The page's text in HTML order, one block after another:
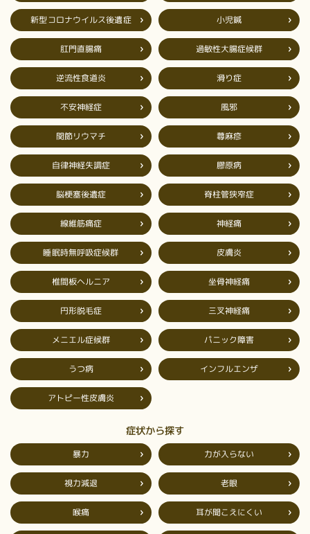
新型コロナウイルス後遺症 小児鍼
肛門直腸痛 過敏性大腸症候群
逆流性食道炎 滑り症
不安神経症 風邪
関節リウマチ 蕁麻疹
自律神経失調症 膠原病
脳梗塞後遺症 脊柱管狭窄症
線維筋痛症 神経痛
睡眠時無呼吸症候群 皮膚炎
椎間板ヘルニア 坐骨神経痛
円形脱毛症 三叉神経痛
メニエル症候群 パニック障害
うつ病 インフルエンザ
アトピー性皮膚炎
症状から探す
暴力 力が入らない
視力減退 老眼
喉痛 耳が聞こえにくい